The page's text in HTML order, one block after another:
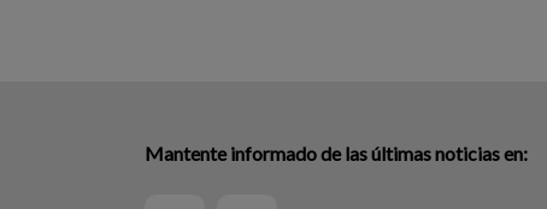
Mantente informado de las últimas noticias en: